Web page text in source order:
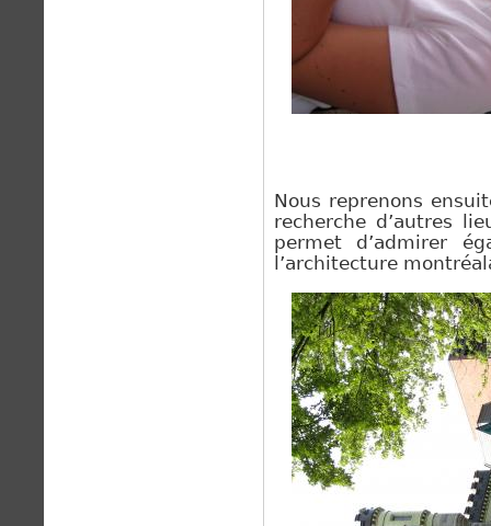
Nous reprenons
recherche d’autres
permet d’admirer
l’architecture